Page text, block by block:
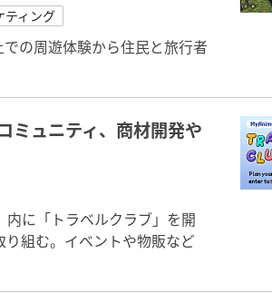
ティング
の周遊体験から住民と旅行者
ミュニティ、商材開発や
に「トラベルクラブ」を開
組む。イベントや物販など